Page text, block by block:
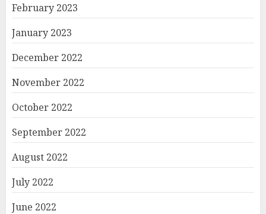
February 2023
January 2023
December 2022
November 2022
October 2022
September 2022
August 2022
July 2022
June 2022